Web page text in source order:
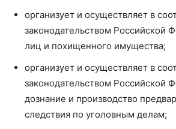
организует и осуществляет в
законодательством Российской
лиц и похищенного имущества;
организует и осуществляет в
законодательством Российской
дознание и производство
следствия по уголовным делам;